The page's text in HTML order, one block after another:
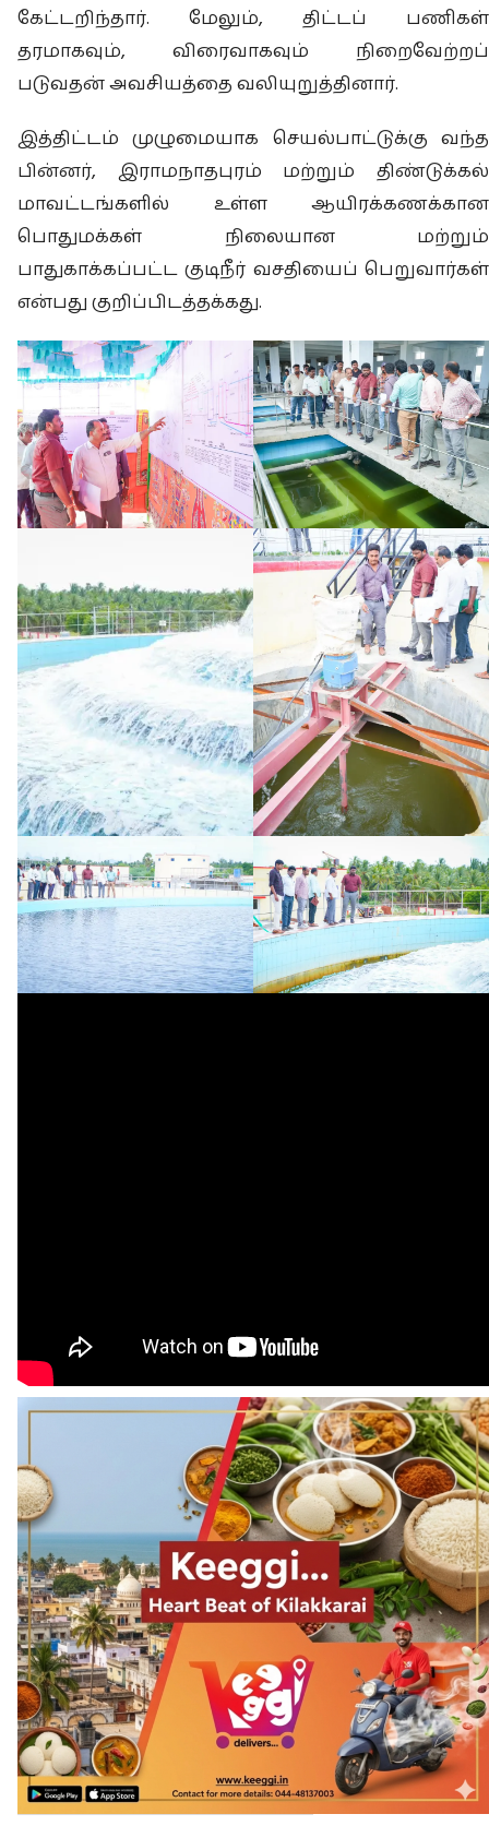
கேட்டறிந்தார். மேலும், திட்டப் பணிகள்
தரமாகவும், விரைவாகவும் நிறைவேற்றப்
படுவதன் அவசியத்தை வலியுறுத்தினார்.
இத்திட்டம் முழுமையாக செயல்பாட்டுக்கு வந்த
பின்னர், இராமநாதபுரம் மற்றும் திண்டுக்கல்
மாவட்டங்களில் உள்ள ஆயிரக்கணக்கான
பொதுமக்கள் நிலையான மற்றும்
பாதுகாக்கப்பட்ட குடிநீர் வசதியைப் பெறுவார்கள்
என்பது குறிப்பிடத்தக்கது.